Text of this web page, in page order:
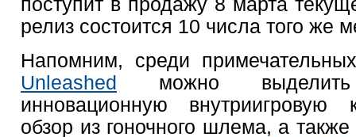
релиз состоится 10 числа того же
Напомним, среди
Unleashed можно
инновационную
обзор из гоночного шлема, а